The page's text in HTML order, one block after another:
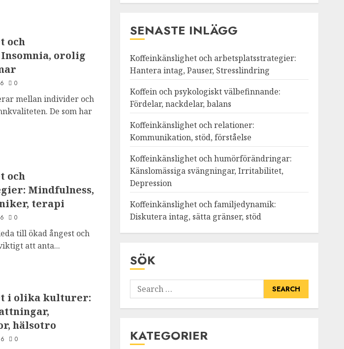
och
orolig
0
mellan individer och
De som har
och
Mindfulness,
terapi
0
till ökad ångest och
att anta...
i olika kulturer:
hälsotro
0
SENASTE INLÄGG
Koffeinkänslighet och arbetsplatsstrategier:
Hantera intag, Pauser, Stresslindring
Koffein och psykologiskt välbefinnande:
Fördelar, nackdelar, balans
Koffeinkänslighet och relationer:
Kommunikation, stöd, förståelse
Koffeinkänslighet och humörförändringar:
Känslomässiga svängningar, Irritabilitet,
Depression
Koffeinkänslighet och familjedynamik:
Diskutera intag, sätta gränser, stöd
SÖK
Search
for:
KATEGORIER